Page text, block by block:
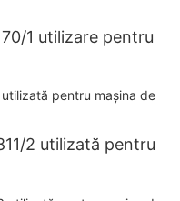
1 utilizare pentru
2 utilizată pentru